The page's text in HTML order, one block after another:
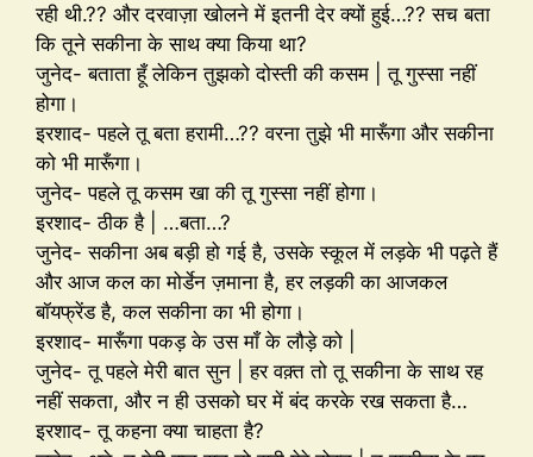
रही थी.?? और दरवाज़ा खोलने में इतनी देर क्यों हुई…?? सच बता
कि तूने सकीना के साथ क्या किया था?
जुनेद- बताता हूँ लेकिन तुझको दोस्ती की कसम | तू गुस्सा नहीं
होगा।
इरशाद- पहले तू बता हरामी…?? वरना तुझे भी मारूँगा और सकीना
को भी मारूँगा।
जुनेद- पहले तू कसम खा की तू गुस्सा नहीं होगा।
इरशाद- ठीक है | …बता…?
जुनेद- सकीना अब बड़ी हो गई है, उसके स्कूल में लड़के भी पढ़ते हैं
और आज कल का मोर्डेन ज़माना है, हर लड़की का आजकल
बॉयफ्रेंड है, कल सकीना का भी होगा।
इरशाद- मारूँगा पकड़ के उस माँ के लौड़े को |
जुनेद- तू पहले मेरी बात सुन | हर वक़्त तो तू सकीना के साथ रह
नहीं सकता, और न ही उसको घर में बंद करके रख सकता है…
इरशाद- तू कहना क्या चाहता है?